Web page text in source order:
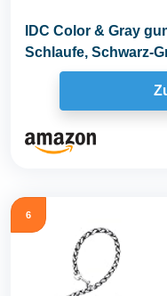
IDC Color & Gray
Schlaufe, Schwarz-
6